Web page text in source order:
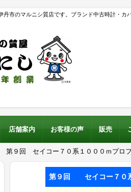
丹市のマルニシ質店です。ブランド中古時計・カ
店舗案内 お客様の声 販売
第９回 セイコー７０系１０００ｍプロ
第９回 セイコー７０系